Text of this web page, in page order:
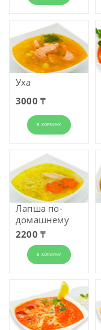
Уха
3000 ₸
В КОРЗИНУ
Лапша по-
домашнему
2200 ₸
В КОРЗИНУ